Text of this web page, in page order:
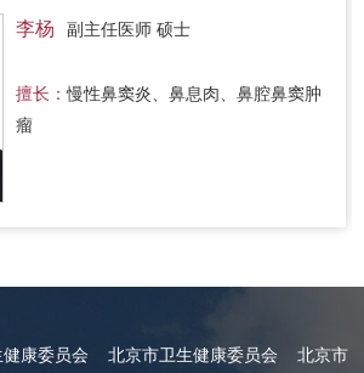
李杨 副主任医师 硕士
擅长：慢性鼻窦炎、鼻息肉、鼻腔鼻窦肿
瘤
健康委员会 北京市卫生健康委员会 北京市